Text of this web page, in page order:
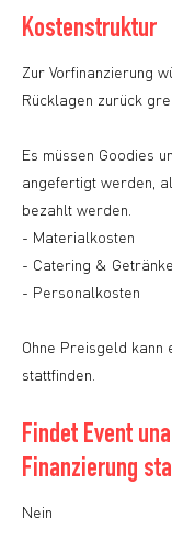
Kostenstruktur
Zur Vorfinanzierung
Rücklagen zurück
Es müssen Goodies
angefertigt werden,
bezahlt werden.
- Materialkosten
- Catering & Getränke
- Personalkosten
Ohne Preisgeld kann
stattfinden.
Findet Event
Finanzierung
Nein